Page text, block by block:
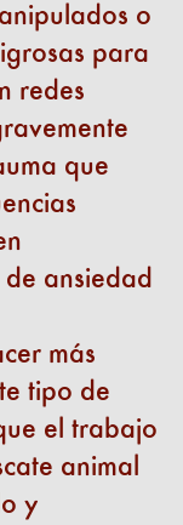
o
para
redes
que
ansiedad
más
tipo de
el trabajo
animal
y